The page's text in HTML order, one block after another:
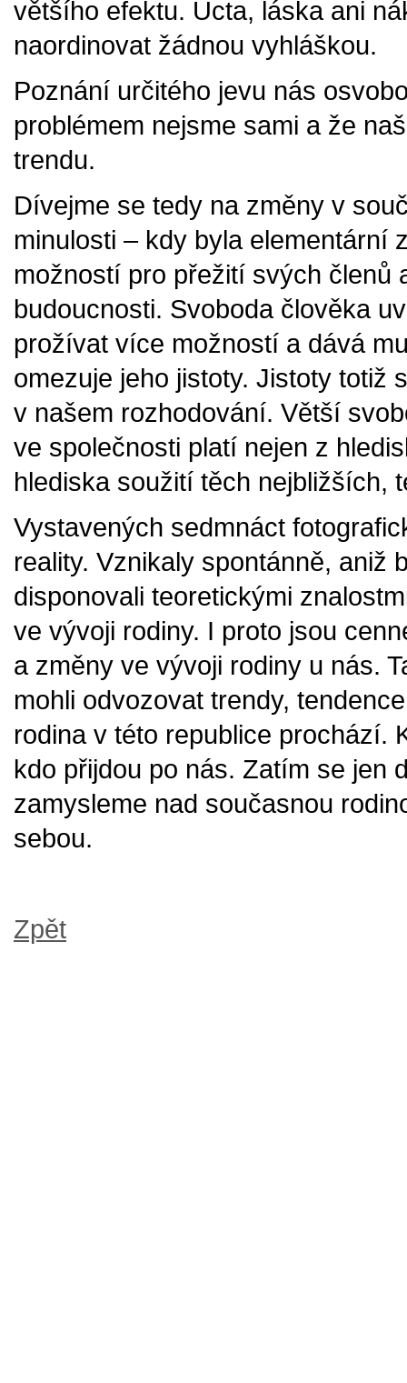
většího efektu. Úcta, láska ani
naordinovat žádnou vyhláškou.
Poznání určitého jevu nás
problémem nejsme sami a že
trendu.
Dívejme se tedy na změny v
minulosti – kdy byla elementární
možností pro přežití svých členů
budoucnosti. Svoboda člověka
prožívat více možností a dává
omezuje jeho jistoty. Jistoty totiž
v našem rozhodování. Větší
ve společnosti platí nejen z
hlediska soužití těch nejbližších,
Vystavených sedmnáct
reality. Vznikaly spontánně, aniž
disponovali teoretickými
ve vývoji rodiny. I proto jsou
a změny ve vývoji rodiny u nás.
mohli odvozovat trendy,
rodina v této republice prochází.
kdo přijdou po nás. Zatím se jen
zamysleme nad současnou
sebou.
Zpět